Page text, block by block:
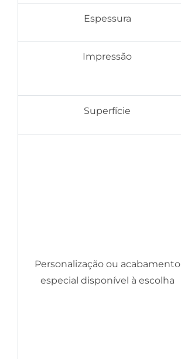
Espessura
Impressão
Superfície
Personalização ou acabamento
especial disponível à escolha